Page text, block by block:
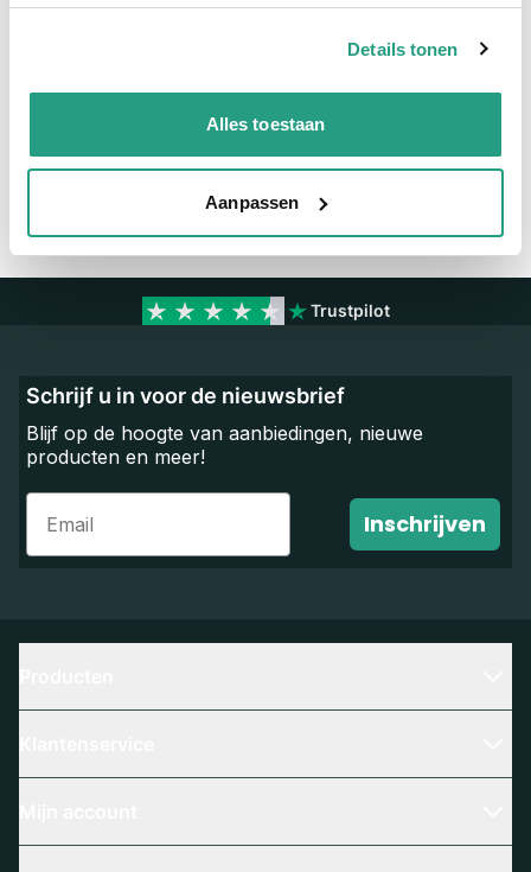
Details tonen
Alles toestaan
Aanpassen
Neem contact met ons op
Trustpilot
Schrijf u in voor de nieuwsbrief
Blijf op de hoogte van aanbiedingen, nieuwe
producten en meer!
Email
Inschrijven